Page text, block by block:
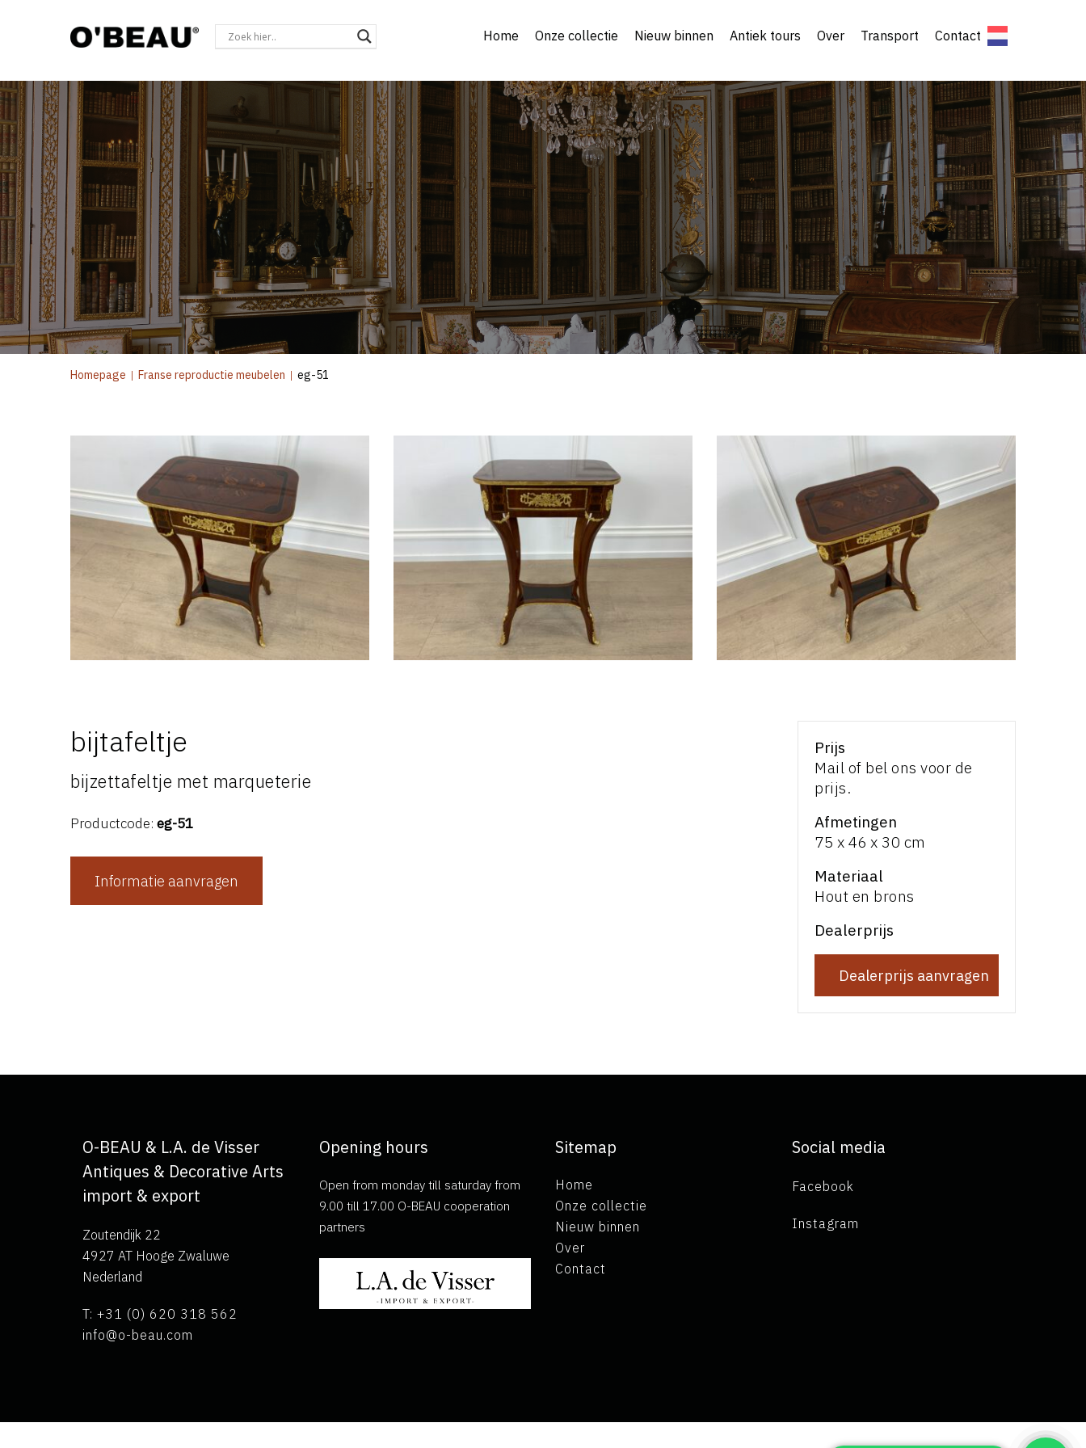
Home Onze collectie Nieuw binnen Antiek tours Over Transport Contact
Homepage | Franse reproductie meubelen | eg-51
bijtafeltje
bijzettafeltje met marqueterie
Productcode: eg-51
Informatie aanvragen
Prijs
Mail of bel ons voor de
prijs.
Afmetingen
75 x 46 x 30 cm
Materiaal
Hout en brons
Dealerprijs
Dealerprijs aanvragen
O-BEAU & L.A. de Visser
Antiques & Decorative Arts
import & export
Zoutendijk 22
4927 AT Hooge Zwaluwe
Nederland
T: +31 (0) 620 318 562
info@o-beau.com
Opening hours
Open from monday till saturday from
9.00 till 17.00 O-BEAU cooperation
partners
Sitemap
Home
Onze collectie
Nieuw binnen
Over
Contact
Social media
Facebook
Instagram